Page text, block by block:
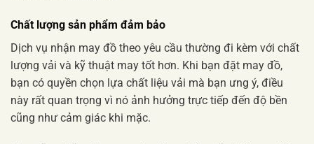
Chất lượng sản phẩm đảm bảo
Dịch vụ nhận may đồ theo yêu cầu thường đi kèm với chất
lượng vải và kỹ thuật may tốt hơn. Khi bạn đặt may đồ,
bạn có quyền chọn lựa chất liệu vải mà bạn ưng ý, điều
này rất quan trọng vì nó ảnh hưởng trực tiếp đến độ bền
cũng như cảm giác khi mặc.